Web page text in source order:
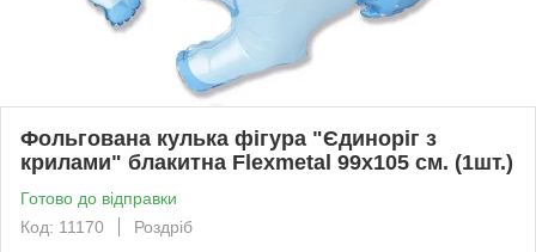
Фольгована кулька фігура "Єдиноріг з
крилами" блакитна Flexmetal 99х105 см. (1шт.)
Готово до відправки
Код: 11170
Роздріб